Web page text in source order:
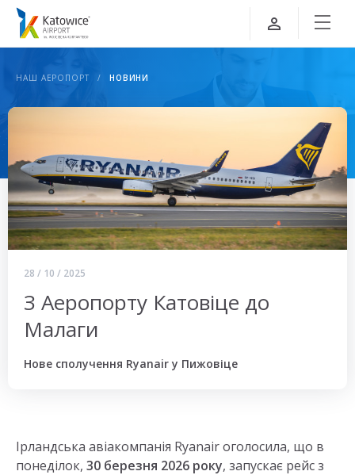
НАШ АЕРОПОРТ НОВИНИ
28 / 10 / 2025
З Аеропорту Катовіце до
Малаги
Нове сполучення Ryanair у Пижовіце
Ірландська авіакомпанія Ryanair оголосила, що в
понеділок, 30 березня 2026 року, запускає рейс з